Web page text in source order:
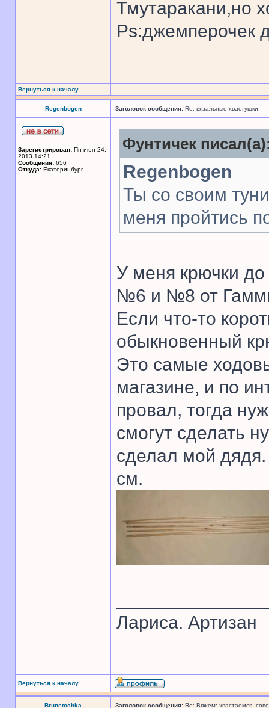
Тмутаракани,но
Ps:джемперочек
Вернуться к началу
Regenbogen Заголовок сообщения: Re: вязальные хвастушки
Зарегистрирован: Пн июн 24,
2013 14:21
Сообщения: 656
Откуда: Екатеринбург
Фунтичек
Regenbogen
Ты со своим
меня пройтись
У меня крючки
№6 и №8 от
Если что-то
обыкновенный
Это самые
магазине, и по
провал, тогда
смогут сделать
сделал мой
см.
Лариса. Артизан
Вернуться к началу
Brunetochka Заголовок сообщения: Re: Вяжем: хвастаемся,